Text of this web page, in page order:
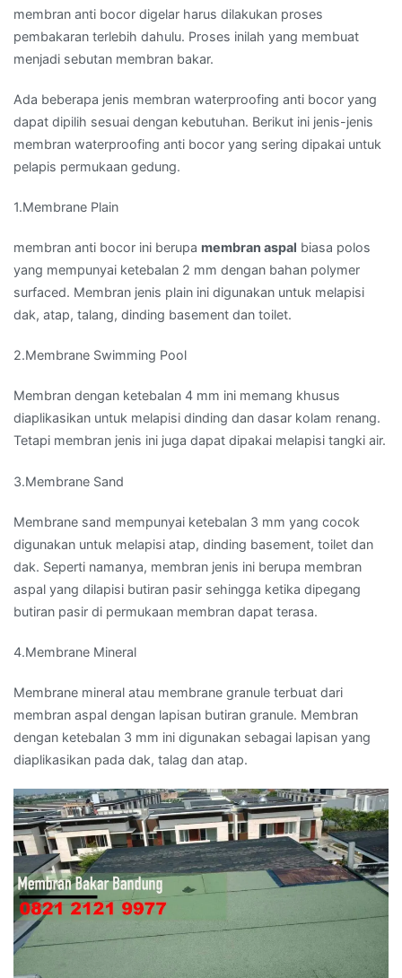
membran anti bocor digelar harus dilakukan proses
pembakaran terlebih dahulu. Proses inilah yang membuat
menjadi sebutan membran bakar.
Ada beberapa jenis membran waterproofing anti bocor yang
dapat dipilih sesuai dengan kebutuhan. Berikut ini jenis-jenis
membran waterproofing anti bocor yang sering dipakai untuk
pelapis permukaan gedung.
1.Membrane Plain
membran anti bocor ini berupa membran aspal biasa polos
yang mempunyai ketebalan 2 mm dengan bahan polymer
surfaced. Membran jenis plain ini digunakan untuk melapisi
dak, atap, talang, dinding basement dan toilet.
2.Membrane Swimming Pool
Membran dengan ketebalan 4 mm ini memang khusus
diaplikasikan untuk melapisi dinding dan dasar kolam renang.
Tetapi membran jenis ini juga dapat dipakai melapisi tangki air.
3.Membrane Sand
Membrane sand mempunyai ketebalan 3 mm yang cocok
digunakan untuk melapisi atap, dinding basement, toilet dan
dak. Seperti namanya, membran jenis ini berupa membran
aspal yang dilapisi butiran pasir sehingga ketika dipegang
butiran pasir di permukaan membran dapat terasa.
4.Membrane Mineral
Membrane mineral atau membrane granule terbuat dari
membran aspal dengan lapisan butiran granule. Membran
dengan ketebalan 3 mm ini digunakan sebagai lapisan yang
diaplikasikan pada dak, talag dan atap.